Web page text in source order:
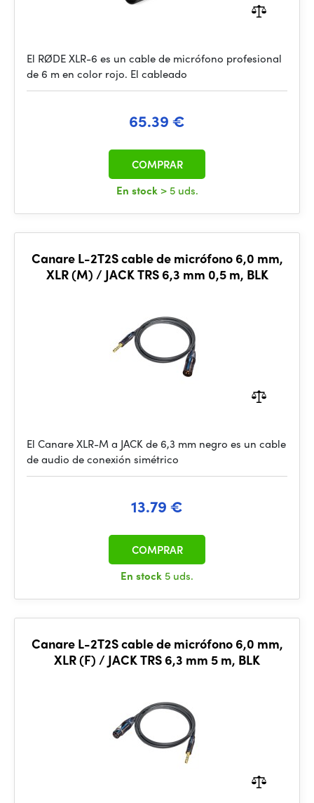
El RØDE XLR-6 es un cable de micrófono profesional
de 6 m en color rojo. El cableado
65.39 €
En stock > 5 uds.
COMPRAR
Canare L-2T2S cable de micrófono 6,0 mm,
XLR (M) / JACK TRS 6,3 mm 0,5 m, BLK
El Canare XLR-M a JACK de 6,3 mm negro es un cable
de audio de conexión simétrico
13.79 €
En stock 5 uds.
COMPRAR
Canare L-2T2S cable de micrófono 6,0 mm,
XLR (F) / JACK TRS 6,3 mm 5 m, BLK